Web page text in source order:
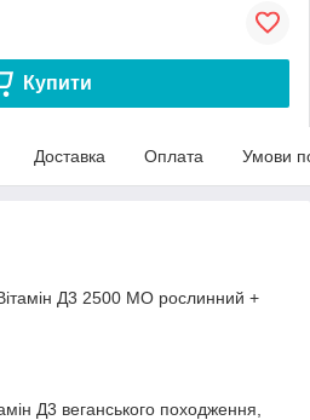
Купити
Доставка Оплата Умови
Д3 2500 МО рослинний +
Д3 веганського походження,